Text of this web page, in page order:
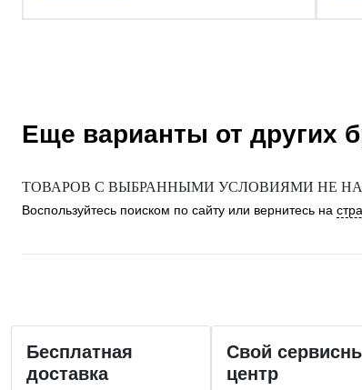
Еще варианты от других
ТОВАРОВ С ВЫБРАННЫМИ УСЛОВИЯМИ НЕ
Воспользуйтесь поиском по сайту или вернитесь на
Бесплатная
доставка
Свой
центр